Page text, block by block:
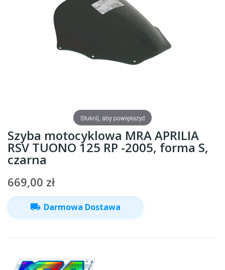
Stuknij, aby powiększyć
Szyba motocyklowa MRA APRILIA
RSV TUONO 125 RP -2005, forma S,
czarna
669,00 zł
local_shipping Darmowa Dostawa